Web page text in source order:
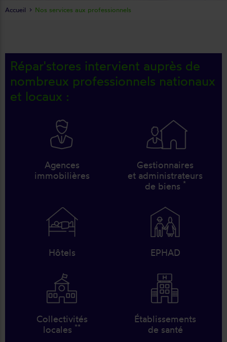
Répar'stores intervient auprès de
nombreux professionnels nationaux
et locaux :
Agences
immobilières
Gestionnaires
et administrateurs
de biens *
Hôtels EPHAD
Collectivités
locales **
Établissements
de santé
Accueil Nos services aux professionnels